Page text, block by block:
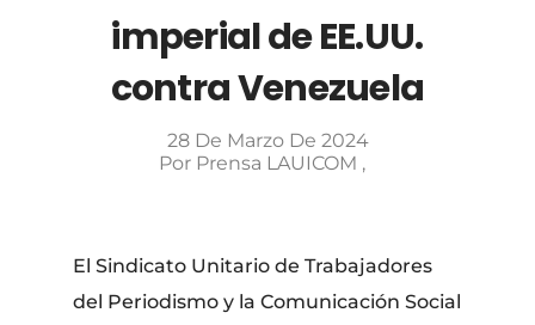
imperial de EE.UU.
contra Venezuela
28 De Marzo De 2024
Por Prensa LAUICOM
El Sindicato Unitario de Trabajadores
del Periodismo y la Comunicación Social